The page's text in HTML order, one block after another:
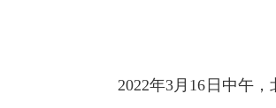
2022年3月16日中午